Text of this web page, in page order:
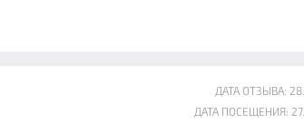
ДАТА ОТЗЫВА:
ДАТА ПОСЕЩЕНИЯ: